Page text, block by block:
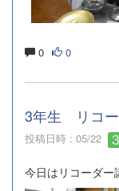
0 0
3年生 リコ
投稿日時 : 05/22
今日はリコーダー